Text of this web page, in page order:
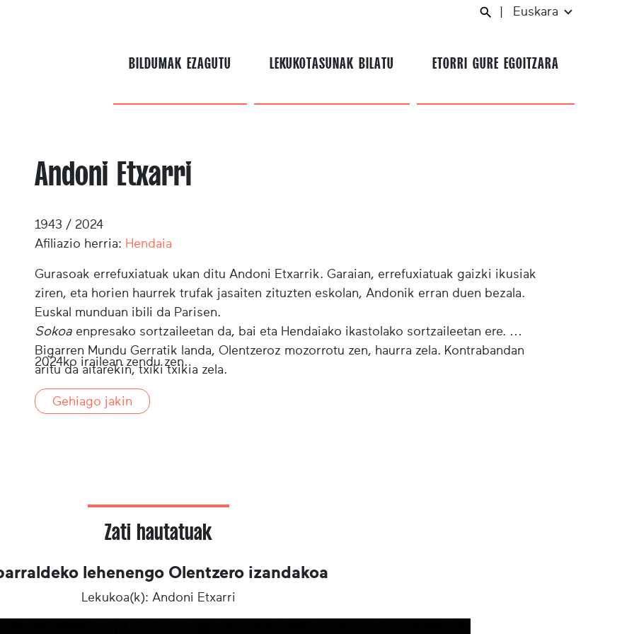
Euskara
BILDUMAK EZAGUTU LEKUKOTASUNAK BILATU ETORRI GURE EGOITZARA
Andoni Etxarri
1943 / 2024
Afiliazio herria: Hendaia
Gurasoak errefuxiatuak ukan ditu Andoni Etxarrik. Garaian, errefuxiatuak gaizki ikusiak
ziren, eta horien haurrek trufak jasaiten zituzten eskolan, Andonik erran duen bezala.
Euskal munduan ibili da Parisen.
Sokoa enpresako sortzaileetan da, bai eta Hendaiako ikastolako sortzaileetan ere.
Bigarren Mundu Gerratik landa, Olentzeroz mozorrotu zen, haurra zela. Kontrabandan
aritu da aitarekin, txiki txikia zela.
Itsasoko ondareaz ere arduratu da.
2024ko irailean zendu zen.
Gehiago jakin
Zati hautatuak
lehenengo Olentzero izandakoa
Lekukoa(k): Andoni Etxarri